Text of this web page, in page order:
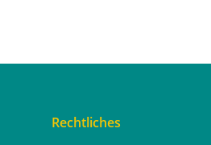
Rechtliches